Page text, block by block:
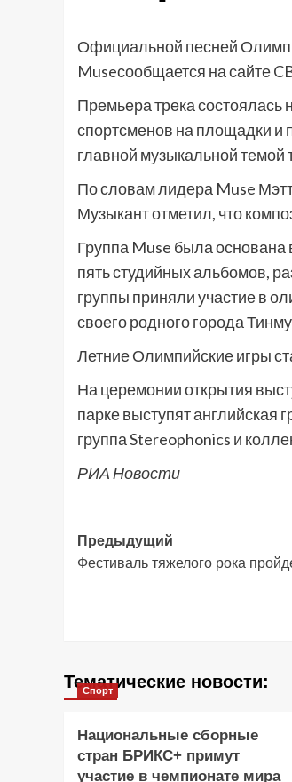
Официальной песней
Museсообщается на сайте
Премьера трека состоялась
спортсменов на площадки и
главной музыкальной
По словам лидера Muse
Музыкант отметил, что
Группа Muse была основана
пять студийных альбомов,
группы приняли участие в
своего родного города
Летние Олимпийские игры
На церемонии открытия
парке выступят английская
группа Stereophonics и
РИА Новости
Навигация
записи
Предыдущий
Фестиваль тяжелого рока
Тематические новости:
Спорт
Национальные сборные
стран БРИКС+ примут
участие в чемпионате мира